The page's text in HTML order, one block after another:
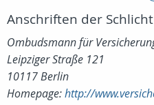
Anschriften der
Ombudsmann für
Leipziger Straße 121
10117 Berlin
Homepage:http://